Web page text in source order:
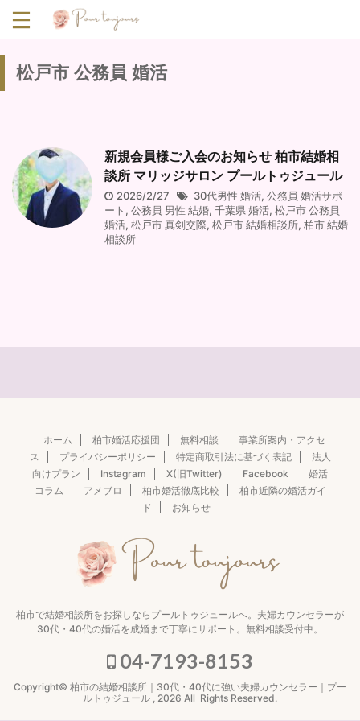
松戸市 公務員 婚活
新規会員様ご入会のお知らせ 柏市結婚相
談所 マリッジサロン プールトゥジュール
2026/2/27 30代男性 婚活, 公務員 婚活サポ
ート , 公務員 男性 結婚, 千葉県 婚活, 松戸市 公務員
婚活, 松戸市 真剣交際, 松戸市 結婚相談所, 柏市 結婚
相談所
ホーム 柏市婚活応援団 無料相談
事業所案内・アクセ
ス
プライバシーポリシー 特定商取引法に基づく表記
法人
向けプラン
Instagram X(旧Twitter) Facebook
婚活
コラム
アメブロ 柏市婚活徹底比較
柏市近隣の婚活ガイ
ド
お知らせ
柏市で結婚相談所をお探しならプールトゥジュールへ。夫婦カウンセラーが
30代・40代の婚活を成婚まで丁寧にサポート。無料相談受付中。
04-7193-8153
Copyright© 柏市の結婚相談所｜30代・40代に強い夫婦カウンセラー｜プー
ルトゥジュール , 2026 All Rights Reserved.